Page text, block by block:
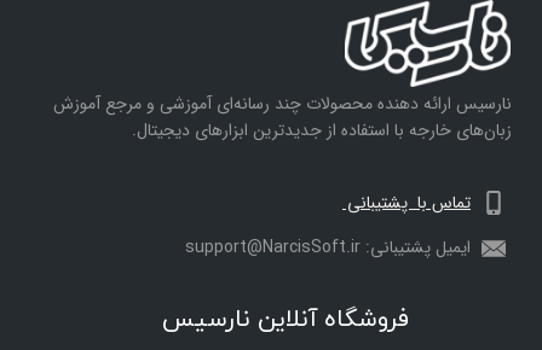
نارسیس ارائه دهنده محصولات چند رسانه‌ای آموزشی و مرجع آموزش
زبان‌های خارجه با استفاده از جدیدترین ابزارهای دیجیتال.
تماس با پشتیبانی
ایمیل پشتیبانی: support@NarcisSoft.ir
فروشگاه آنلاین نارسیس